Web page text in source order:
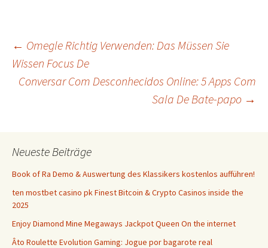
Beitrags-
Navigation
← Omegle Richtig Verwenden: Das Müssen Sie
Wissen Focus De
Conversar Com Desconhecidos Online: 5 Apps Com
Sala De Bate-papo →
Neueste Beiträge
Book of Ra Demo & Auswertung des Klassikers kostenlos aufführen!
ten mostbet casino pk Finest Bitcoin & Crypto Casinos inside the
2025
Enjoy Diamond Mine Megaways Jackpot Queen On the internet
Âto Roulette Evolution Gaming: Jogue por bagarote real